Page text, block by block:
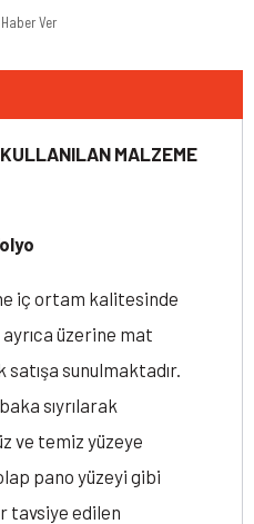
Ver
MALZEME
iç ortam kalitesinde
üzerine mat
sunulmaktadır.
sıyrılarak
ve temiz yüzeye
pano yüzeyi gibi
tavsiye edilen